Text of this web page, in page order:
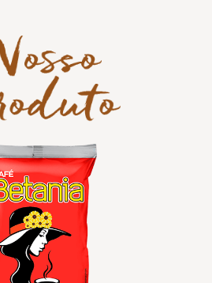
Tradicional, com os
moídos.